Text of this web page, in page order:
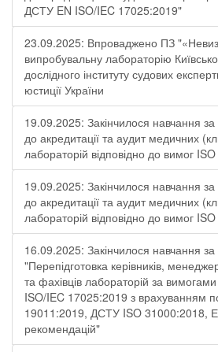
ДСТУ EN ISO/IEC 17025:2019"
23.09.2025: Впроваджено ПЗ
випробувальну лабораторію
дослідного інституту судових
юстиції України
19.09.2025: Закінчилося навчання за
до акредитації та аудит медичних
лабораторій відповідно до вимог
19.09.2025: Закінчилося навчання за
до акредитації та аудит медичних
лабораторій відповідно до вимог
16.09.2025: Закінчилося навчання
"Перепідготовка керівників,
та фахівців лабораторій за
ISO/IEC 17025:2019 з врахуванням
19011:2019, ДСТУ ISO 31000:2018,
рекомендацій"